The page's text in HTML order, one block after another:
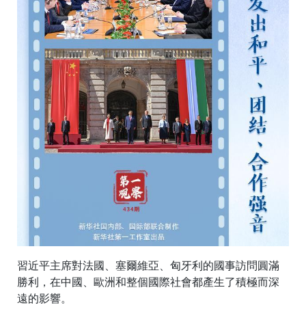
習近平主席對法國、塞爾維亞、匈牙利的國事訪問圓滿
勝利，在中國、歐洲和整個國際社會都產生了積極而深
遠的影響。